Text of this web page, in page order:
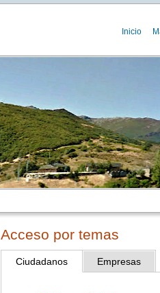
Inicio
Acceso por temas
Ciudadanos Empresas